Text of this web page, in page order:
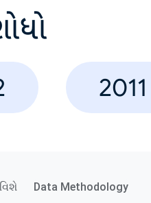
2011
વિશે Data Methodology